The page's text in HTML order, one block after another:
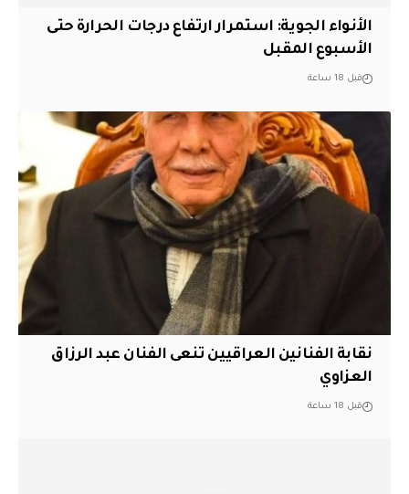
الأنواء الجوية: استمرار ارتفاع درجات الحرارة حتى
الأسبوع المقبل
قبل 18 ساعة
نقابة الفنانين العراقيين تنعى الفنان عبد الرزاق
العزاوي
قبل 18 ساعة